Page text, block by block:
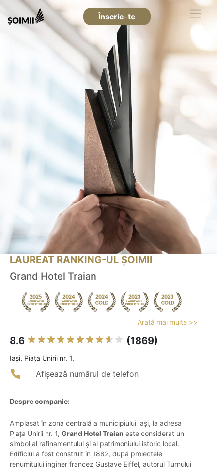
Înscrie-te
LAUREAT RANKING-UL ȘOIMII
Grand Hotel Traian
Arată mai multe >>
8.6 (1869)
Iaşi, Piața Unirii nr. 1,
Afișează numărul de telefon
Despre companie:
Amplasat în zona centrală a municipiului Iași, la adresa
Piața Unirii nr. 1, Grand Hotel Traian este considerat un
simbol al rafinamentului și al patrimoniului istoric local.
Edificiul a fost construit în 1882, după proiectele
renumitului inginer francez Gustave Eiffel, autorul Turnului